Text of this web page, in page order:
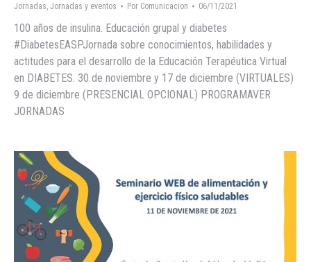
Jornadas, Jornadas y eventos Por Comunicacion 06/11/2021
100 años de insulina. Educación grupal y diabetes
#DiabetesEASPJornada sobre conocimientos, habilidades y
actitudes para el desarrollo de la Educación Terapéutica Virtual
en DIABETES. 30 de noviembre y 17 de diciembre (VIRTUALES)
9 de diciembre (PRESENCIAL OPCIONAL) PROGRAMAVER
JORNADAS